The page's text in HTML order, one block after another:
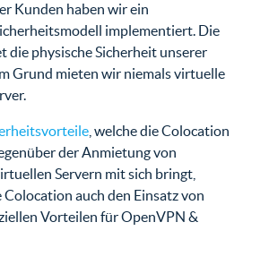
Kunden haben wir ein
implementiert. Die
die physische Sicherheit unserer
Grund mieten wir niemals virtuelle
, welche die Colocation
der Anmietung von
Servern mit sich bringt,
auch den Einsatz von
Vorteilen für OpenVPN &